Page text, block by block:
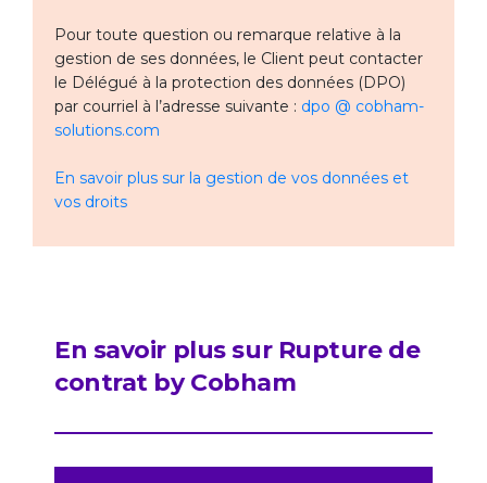
Pour toute question ou remarque relative à la
gestion de ses données, le Client peut contacter
le Délégué à la protection des données (DPO)
par courriel à l’adresse suivante : dpo @ cobham-
solutions.com
En savoir plus sur la gestion de vos données et
vos droits
En savoir plus sur Rupture de
contrat by Cobham